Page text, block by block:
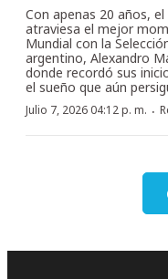
Con apenas 20 años,
atraviesa el mejor
Mundial con la
argentino, Alexandro
donde recordó sus
el sueño que aún
Julio 7, 2026 04:12 p. m. ·